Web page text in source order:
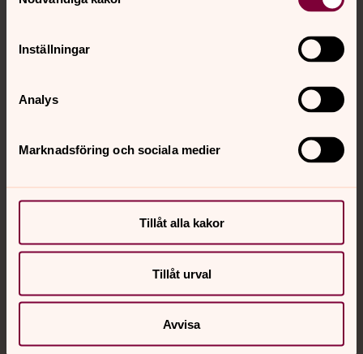
Inställningar
Analys
Marknadsföring och sociala medier
Tillåt alla kakor
Tillåt urval
Avvisa
Kalender
Jourhavande präst
Akut samtals- och krisstöd. Prata eller chatta anonymt